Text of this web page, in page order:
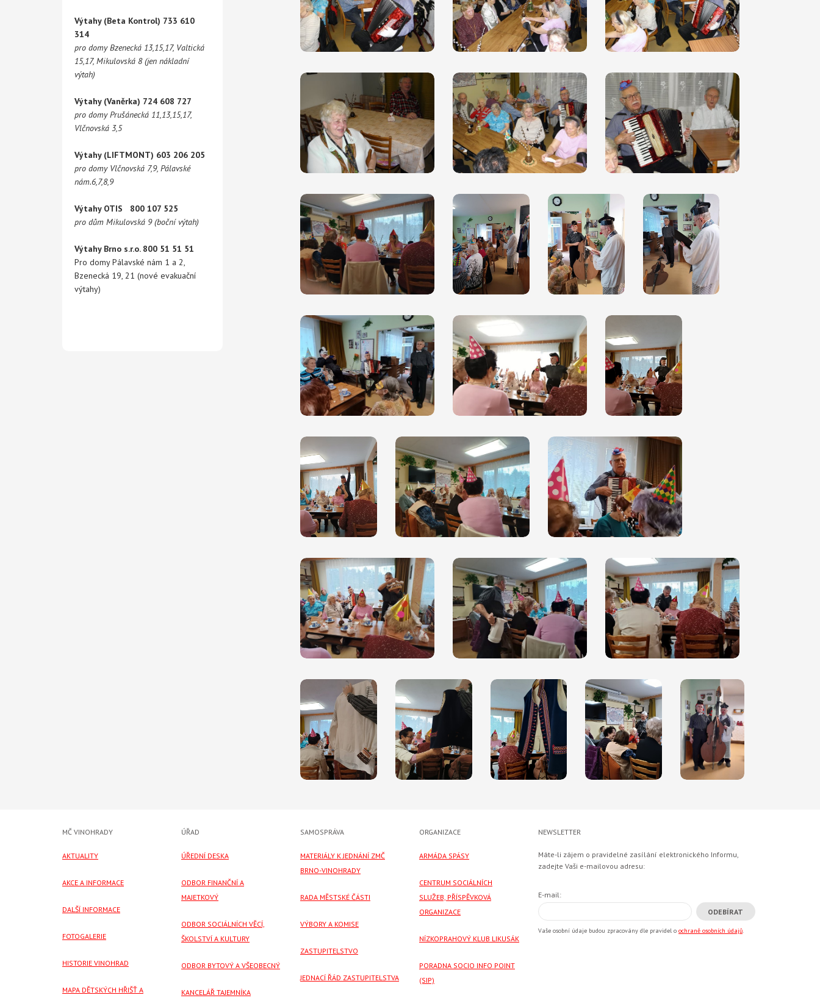
Výtahy (Beta Kontrol) 733 610
314
pro domy Bzenecká 13,15,17, Valtická
15,17, Mikulovská 8 (jen nákladní
výtah)
Výtahy (Vaněrka) 724 608 727
pro domy Prušánecká 11,13,15,17,
Vlčnovská 3,5
Výtahy (LIFTMONT) 603 206 205
pro domy Vlčnovská 7,9, Pálavské
nám.6,7,8,9
Výtahy OTIS 800 107 525
pro dům Mikulovská 9 (boční výtah)
Výtahy Brno s.r.o. 800 51 51 51
Pro domy Pálavské nám 1 a 2,
Bzenecká 19, 21 (nové evakuační
výtahy)
MČ VINOHRADY
AKTUALITY
AKCE A INFORMACE
DALŠÍ INFORMACE
FOTOGALERIE
HISTORIE VINOHRAD
MAPA DĚTSKÝCH HŘIŠŤ A
ÚŘAD
ÚŘEDNÍ DESKA
ODBOR FINANČNÍ A
MAJETKOVÝ
ODBOR SOCIÁLNÍCH VĚCÍ,
ŠKOLSTVÍ A KULTURY
ODBOR BYTOVÝ A VŠEOBECNÝ
KANCELÁŘ TAJEMNÍKA
SAMOSPRÁVA
MATERIÁLY K JEDNÁNÍ ZMČ
BRNO-VINOHRADY
RADA MĚSTSKÉ ČÁSTI
VÝBORY A KOMISE
ZASTUPITELSTVO
JEDNACÍ ŘÁD ZASTUPITELSTVA
ORGANIZACE
ARMÁDA SPÁSY
CENTRUM SOCIÁLNÍCH
SLUŽEB, PŘÍSPĚVKOVÁ
ORGANIZACE
NÍZKOPRAHOVÝ KLUB LIKUSÁK
PORADNA SOCIO INFO POINT
(SIP)
NEWSLETTER
Máte-li zájem o pravidelné zasílání elektronického Informu,
zadejte Vaši e-mailovou adresu:
E-mail:
Vaše osobní údaje budou zpracovány dle pravidel o ochraně osobních údajů.